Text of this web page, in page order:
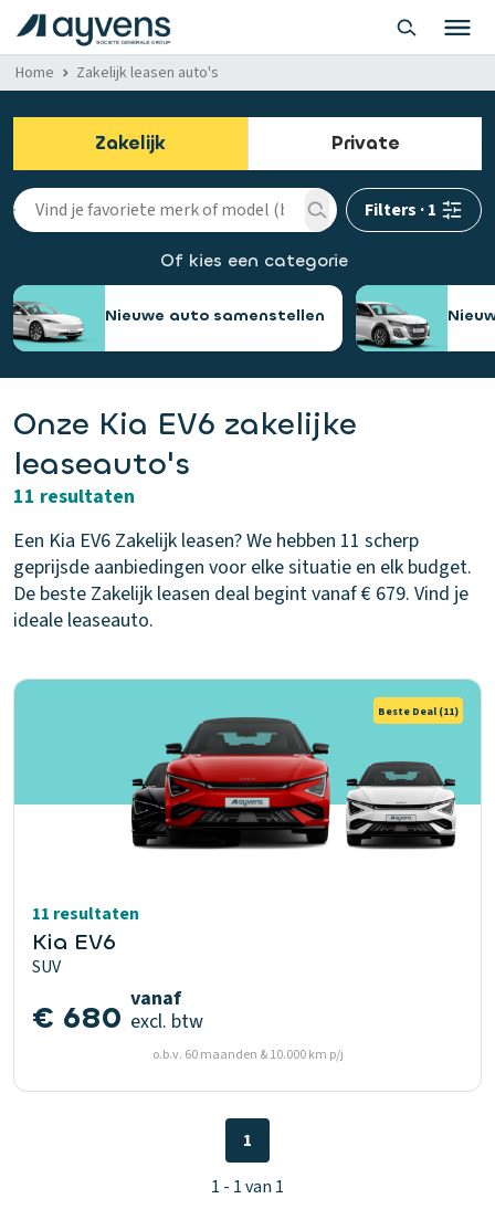
Home Zakelijk leasen auto's
Zakelijk Private
Filters ·1
Of kies een categorie
Nieuwe auto samenstellen
Onze Kia EV6 zakelijke
leaseauto's
11 resultaten
Een Kia EV6 Zakelijk leasen? We hebben 11 scherp
geprijsde aanbiedingen voor elke situatie en elk budget.
De beste Zakelijk leasen deal begint vanaf € 679. Vind je
ideale leaseauto.
Beste Deal (11)
11 resultaten
Kia EV6
SUV
€ 680 vanaf
excl. btw
o.b.v. 60 maanden & 10.000 km p/j
1
1 - 1 van 1